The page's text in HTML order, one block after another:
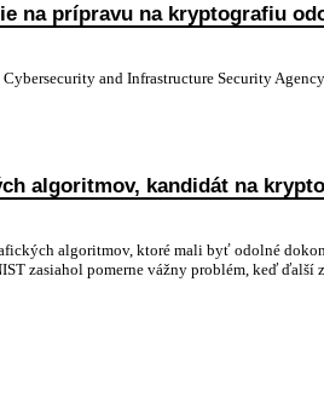
na prípravu na kryptografiu
and Infrastructure Security
algoritmov, kandidát na
algoritmov, ktoré mali byť odolné
zasiahol pomerne vážny problém, keď ďalší